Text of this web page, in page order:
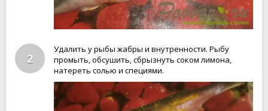
2
Удалить у рыбы жабры и внутренности. Рыбу
промыть, обсушить, сбрызнуть соком лимона,
натереть солью и специями.